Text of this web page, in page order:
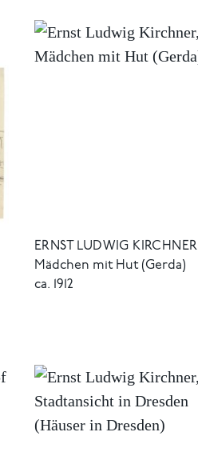
ERNST LUDWIG KIRCHNER
Mädchen mit Hut (Gerda)
ca. 1912